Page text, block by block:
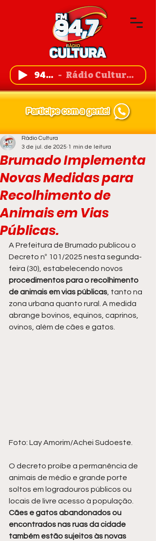
94,7 FM Rádio Cultura de Guanambi
Brumado Implementa
Novas Medidas para
Recolhimento de
Animais em Vias
Públicas.
Rádio Cultura
3 de jul. de 2025 1 min de leitura
A Prefeitura de Brumado publicou o
Decreto nº 101/2025 nesta segunda-
feira (30), estabelecendo novos
procedimentos para o recolhimento
de animais em vias públicas , tanto na
zona urbana quanto rural. A medida
abrange bovinos, equinos, caprinos,
ovinos, além de cães e gatos.
Foto: Lay Amorim/Achei Sudoeste.
O decreto proíbe a permanência de
animais de médio e grande porte
soltos em logradouros públicos ou
locais de livre acesso à população.
Cães e gatos abandonados ou
encontrados nas ruas da cidade
também estão sujeitos às novas